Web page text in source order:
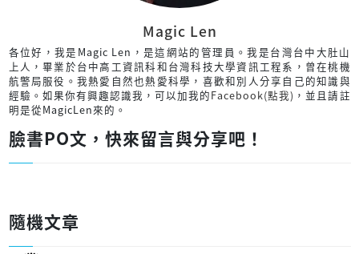
Magic Len
各位好，我是Magic Len，是這網站的管理員。我是台灣台中大肚山
上人，畢業於台中高工資訊科和台灣科技大學資訊工程系，曾在桃機
航警局服役。我熱愛自然也熱愛科學，喜歡和別人分享自己的知識與
經驗。如果你有興趣認識我，可以加我的Facebook(點我) ，並且請註
明是從MagicLen來的。
臉書PO文，快來留言與分享吧！
隨機文章